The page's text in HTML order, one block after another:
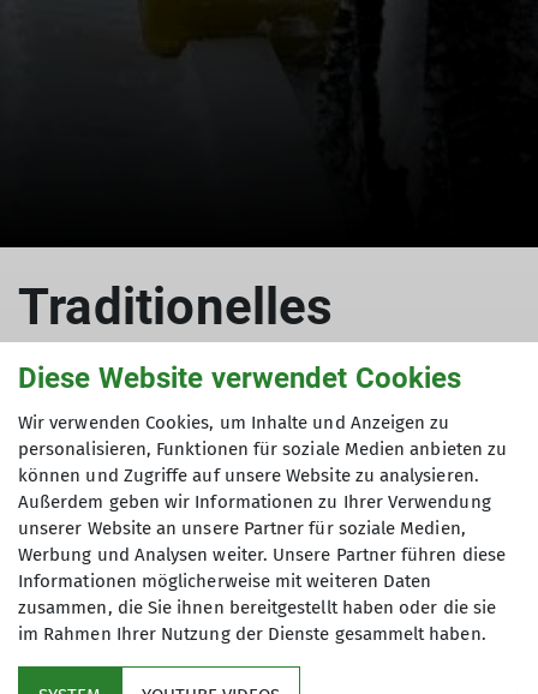
Traditionelles
Eisschießen auf der
Ost
01.03.2026
Hütten
Am 01.03.2026 findet ab 11:00 Uhr wieder das
Diese Website verwendet Cookies
Wir verwenden Cookies, um Inhalte und Anzeigen zu
personalisieren, Funktionen für soziale Medien anbieten zu
können und Zugriffe auf unsere Website zu analysieren.
Außerdem geben wir Informationen zu Ihrer Verwendung
unserer Website an unsere Partner für soziale Medien,
Werbung und Analysen weiter. Unsere Partner führen diese
Informationen möglicherweise mit weiteren Daten
zusammen, die Sie ihnen bereitgestellt haben oder die sie
im Rahmen Ihrer Nutzung der Dienste gesammelt haben.